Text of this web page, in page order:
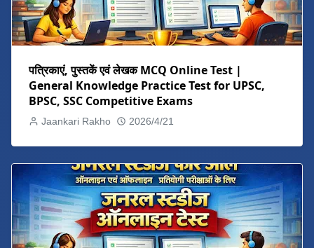
पत्रिकाएं, पुस्तकें एवं लेखक MCQ Online Test |
General Knowledge Practice Test for UPSC,
BPSC, SSC Competitive Exams
Jaankari Rakho 2026/4/21